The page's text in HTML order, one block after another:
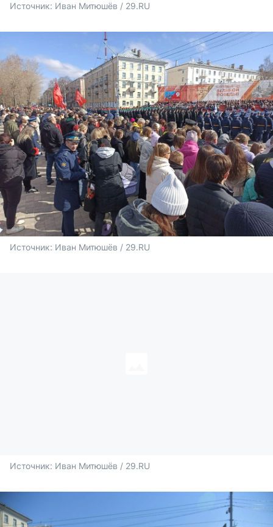
Источник: Иван Митюшёв / 29.RU
Источник: Иван Митюшёв / 29.RU
Источник: Иван Митюшёв / 29.RU